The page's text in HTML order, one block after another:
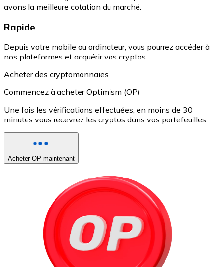
avons la meilleure cotation du marché.
Rapide
Depuis votre mobile ou ordinateur, vous pourrez accéder à
nos plateformes et acquérir vos cryptos.
Acheter des cryptomonnaies
Commencez à acheter Optimism (OP)
Une fois les vérifications effectuées, en moins de 30
minutes vous recevrez les cryptos dans vos portefeuilles.
Acheter OP maintenant